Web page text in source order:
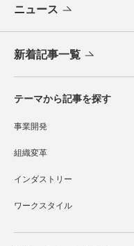
ニュース
新着記事一覧
テーマから記事を探す
事業開発
組織変革
インダストリー
ワークスタイル